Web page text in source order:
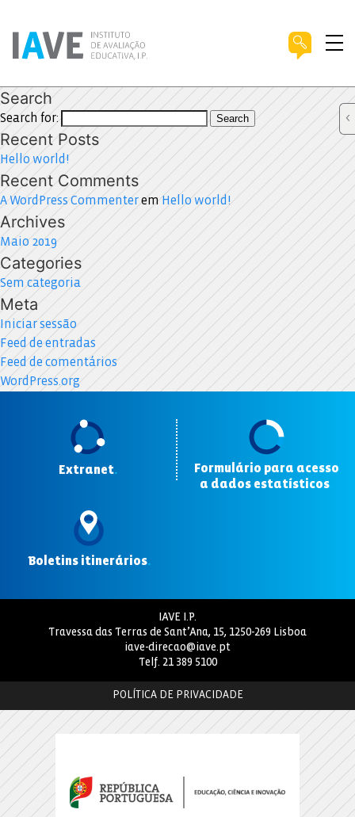
Search
Search for: Search
Recent Posts
Hello world!
Recent Comments
A WordPress Commenterem Hello world!
Archives
Maio 2019
Categories
Sem categoria
Meta
Iniciar sessão
Feed de entradas
Feed de comentários
WordPress.org
Extranet.
Formulário para acesso
a dados estatísticos
Boletins itinerários.
IAVE I.P.
Travessa das Terras de Sant’Ana, 15, 1250-269 Lisboa
iave-direcao@iave.pt
Telf. 21 389 5100
POLÍTICA DE PRIVACIDADE